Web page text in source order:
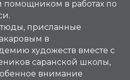
помощником в работах по
присланные
в
художеств вместе с
саранской школы,
внимание